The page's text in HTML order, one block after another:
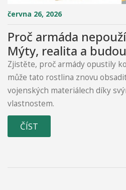
června 26, 2026
Proč armáda
Mýty, realita a
vojenských materiálů
Zjistěte, proč armády opustily
může tato rostlina znovu
vojenských materiálech díky
vlastnostem.
ČÍST